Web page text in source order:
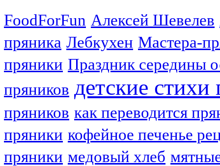
FoodForFun Алексей Шевелев
пряника Лебкухен Мастера-
пряники Праздник середины
пряников детские
пряников как переводится
пряники кофейное печенье
пряники медовый хлеб